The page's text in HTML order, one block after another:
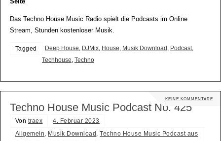
Seite
Das Techno House Music Radio spielt die Podcasts im Online
Stream, Stunden kostenloser Musik.
Tagged Deep House, DJMix, House, Musik Download , Podcast,
Techhouse, Techno
KEINE KOMMENTARE
Techno House Music Podcast No. 425
Von traex
4. Februar 2023
Allgemein, Musik Download,Techno House Music Podcast aus